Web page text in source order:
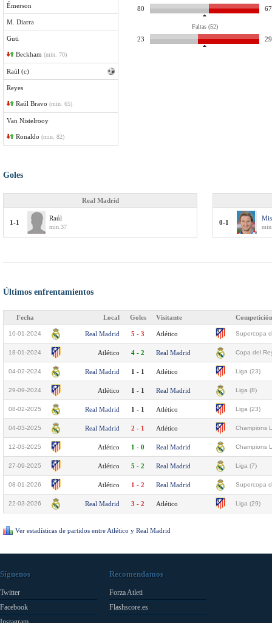
Émerson
M. Diarra
Guti
Beckham (min. 70)
Raúl (c)
Reyes
Raúl Bravo (min. 65)
Van Nistelrooy
Ronaldo (min. 82)
80 67
Faltas (52)
23 29
Goles
Real Madrid
1-1
Raúl
min.37
0-1
Últimos enfrentamientos
Fecha Local Goles Visitante Competición
10-01-2024 Real Madrid 5 - 3 Atlético Supercopa
18-01-2024 Atlético 4 - 2 Real Madrid Copa del
04-02-2024 Real Madrid 1 - 1 Atlético Liga (23)
29-09-2024 Atlético 1 - 1 Real Madrid Liga (8)
08-02-2025 Real Madrid 1 - 1 Atlético Liga (23)
04-03-2025 Real Madrid 2 - 1 Atlético Champions
12-03-2025 Atlético 1 - 0 Real Madrid Champions
27-09-2025 Atlético 5 - 2 Real Madrid Liga (7)
08-01-2026 Atlético 1 - 2 Real Madrid Supercopa
22-03-2026 Real Madrid 3 - 2 Atlético Liga (29)
Ver estadísticas de partidos entre Atlético y Real Madrid
Síguenos
Twitter
Facebook
Recomendamos
Forza Atleti
Flashscore.es